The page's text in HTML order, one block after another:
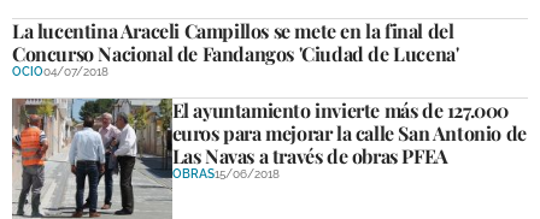
La lucentina Araceli Campillos se mete en la final del
Concurso Nacional de Fandangos 'Ciudad de Lucena'
OCIO04/07/2018
El ayuntamiento invierte más de 127.000
euros para mejorar la calle San Antonio de
Las Navas a través de obras PFEA
OBRAS15/06/2018